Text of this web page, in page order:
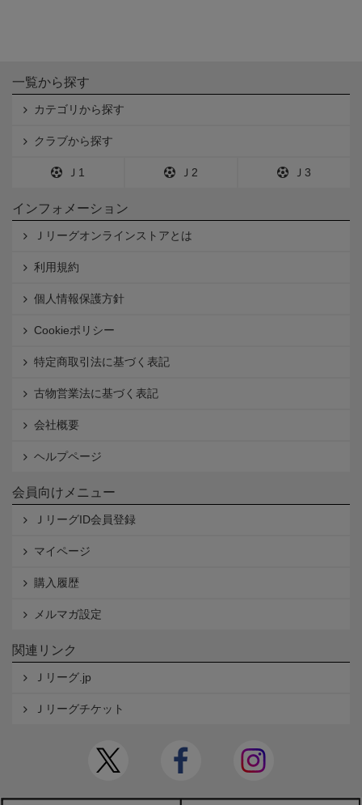
一覧から探す
カテゴリから探す
クラブから探す
Ｊ1 Ｊ2 Ｊ3
インフォメーション
Ｊリーグオンラインストアとは
利用規約
個人情報保護方針
Cookieポリシー
特定商取引法に基づく表記
古物営業法に基づく表記
会社概要
ヘルプページ
会員向けメニュー
ＪリーグID会員登録
マイページ
購入履歴
メルマガ設定
関連リンク
Ｊリーグ.jp
Ｊリーグチケット